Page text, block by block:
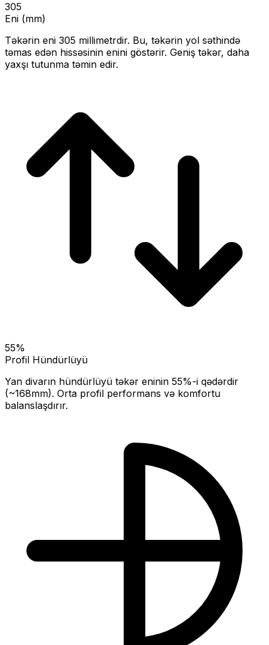
305
Eni (mm)
Təkərin eni 305 millimetrdir. Bu, təkərin yol səthində
təmas edən hissəsinin enini göstərir. Geniş təkər, daha
yaxşı tutunma təmin edir.
55%
Profil Hündürlüyü
Yan divarın hündürlüyü təkər eninin 55%-i qədərdir
(~168mm). Orta profil performans və komfortu
balanslaşdırır.